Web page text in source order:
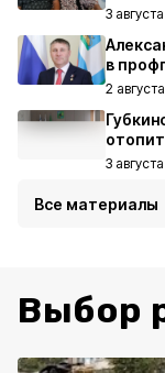
3
в
2
3
Все материалы
Выбор